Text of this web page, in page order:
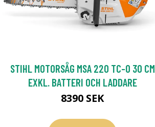
STIHL MOTORSÅG MSA 220 TC-O 30 CM
EXKL. BATTERI OCH LADDARE
8390 SEK